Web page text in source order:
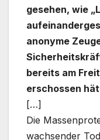
gesehen, wie
anonyme
bereits am
erschossen
[…]
Die
wachsender